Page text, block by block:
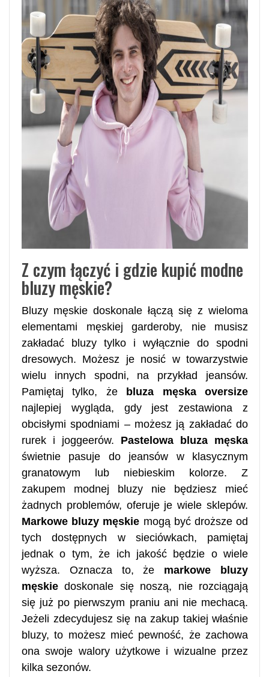
Z czym łączyć i gdzie kupić modne
bluzy męskie?
Bluzy męskie doskonale łączą się z wieloma
elementami męskiej garderoby, nie musisz
zakładać bluzy tylko i wyłącznie do spodni
dresowych. Możesz je nosić w towarzystwie
wielu innych spodni, na przykład jeansów.
Pamiętaj tylko, że bluza męska oversize
najlepiej wygląda, gdy jest zestawiona z
obcisłymi spodniami – możesz ją zakładać do
rurek i joggeerów. Pastelowa bluza męska
świetnie pasuje do jeansów w klasycznym
granatowym lub niebieskim kolorze. Z
zakupem modnej bluzy nie będziesz mieć
żadnych problemów, oferuje je wiele sklepów.
Markowe bluzy męskie mogą być droższe od
tych dostępnych w sieciówkach, pamiętaj
jednak o tym, że ich jakość będzie o wiele
wyższa. Oznacza to, że markowe bluzy
męskie doskonale się noszą, nie rozciągają
się już po pierwszym praniu ani nie mechacą.
Jeżeli zdecydujesz się na zakup takiej właśnie
bluzy, to możesz mieć pewność, że zachowa
ona swoje walory użytkowe i wizualne przez
kilka sezonów.